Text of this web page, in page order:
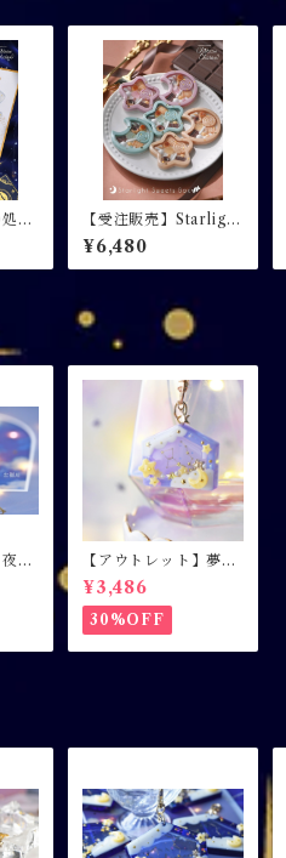
方
【受注販売】Starlight
Sweets Box / スイー
ツキーホルダー
¥6,480
空
側
【アウトレット】夢色
の願い事 / 絵馬シェイ
カー / キーホルダー /
ミルキーパープル
¥3,486
30%OFF